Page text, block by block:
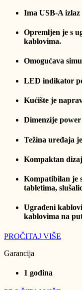
Ima USB-A
Opremljen je s
kablovima.
Omogućava
LED indikator
Kućište je
Dimenzije
Težina uređaja
Kompaktan
Kompatibilan je
tabletima,
Ugrađeni
kablovima na
PROČITAJ VIŠE
Garancija
1 godina